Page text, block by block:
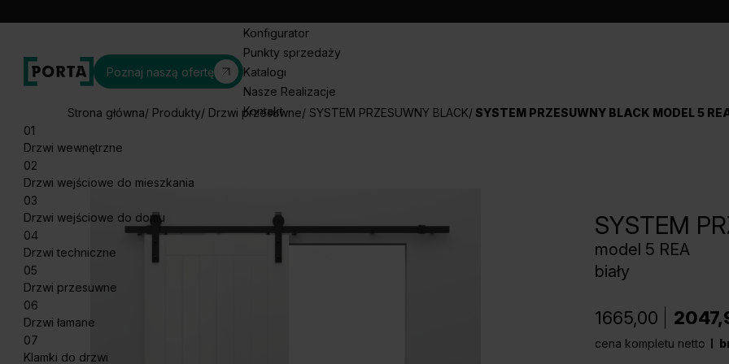
Poznaj naszą ofertę
Konfigurator
Punkty sprzedaży
Katalogi
Nasze Realizacje
Kontakt
01
Drzwi wewnętrzne
02
Drzwi wejściowe do mieszkania
03
Drzwi wejściowe do domu
04
Drzwi techniczne
05
Drzwi przesuwne
06
Drzwi łamane
07
Klamki do drzwi
Strona główna Produkty Drzwi przesuwne SYSTEM PRZESUWNY BLACK SYSTEM PRZESUWNY BLACK MODEL 5
SYSTEM
model 5 REA
biały
1665,00
cena kompletu netto